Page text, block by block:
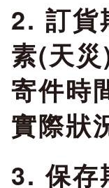
產品責
泰產品
食品業
2. 訂貨
素(天
寄件時
實際狀
3. 保存